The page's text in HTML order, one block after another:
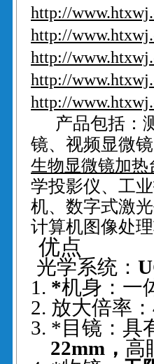
http://
http://
http://
http://
http://
产品包括 ：
镜、视频显微
生物显微镜加热
学投影仪、工
机、数字式激
计算机图像处
优点
光学系统：
1. *机身：一
2. 放大倍率
3. *目镜：具
22mm， 高